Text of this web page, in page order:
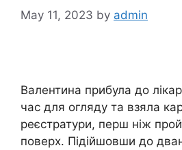
May 11, 2023 by admin
Валентина прибула до
час для огляду та взяла
реєстратури, перш ніж
поверх. Підійшовши до